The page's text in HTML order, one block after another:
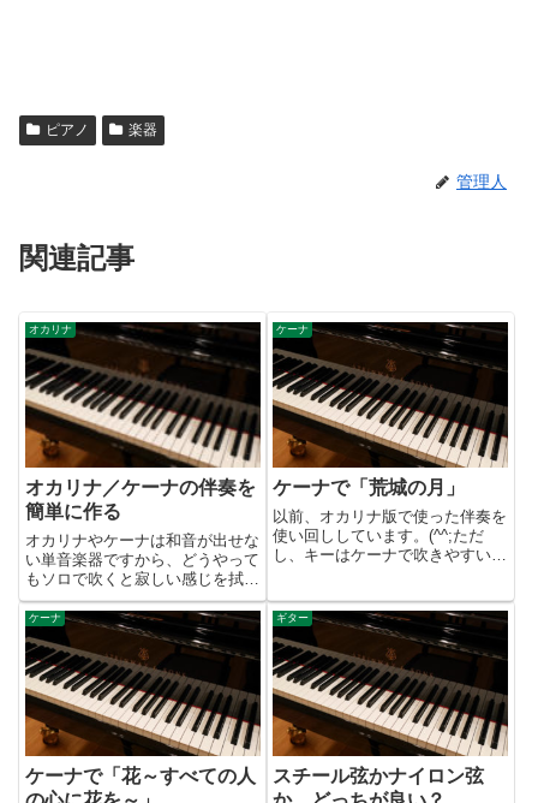
ピアノ 楽器
管理人
関連記事
オカリナ
オカリナ／ケーナの伴奏を
簡単に作る
オカリナやケーナは和音が出せな
い単音楽器ですから、どうやって
もソロで吹くと寂しい感じを拭え
ませんね。寂しいというより間が
持たないという感じでしょう
か？ 逆にソロで聴かせられたら
大した腕前だと思います（笑）。
そこで誰しもある程度吹けるよう
にな...
ケーナ
ケーナで「荒城の月」
以前、オカリナ版で使った伴奏を
使い回ししています。(^^;ただ
し、キーはケーナで吹きやすいよ
と思うのですが、ケーナの音は尺
八に近いのでよく合うと思いま
す。尺八っぽく聴かせるコツ
は、...
ケーナ
ケーナで「花～すべての人
ギター
スチール弦かナイロン弦